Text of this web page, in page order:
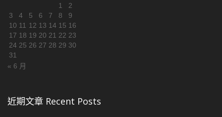
1
2
3
4 5 6 7 8
9
10 11 12 13 14 15 16
17 18 19 20 21 22 23
24 25 26 27 28 29 30
31
« 6 月
近期文章 Recent Posts